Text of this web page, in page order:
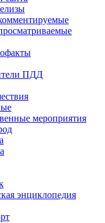
ПДД
мероприятия
энциклопедия